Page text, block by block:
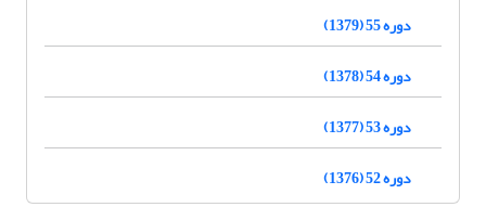
دوره 55 (1379)
دوره 54 (1378)
دوره 53 (1377)
دوره 52 (1376)